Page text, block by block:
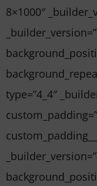
8×1000″
type=”4_4″